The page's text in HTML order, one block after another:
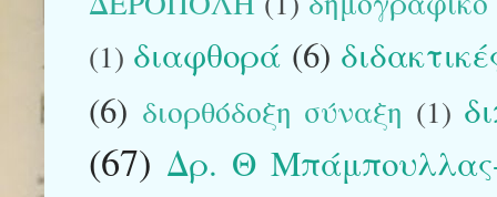
(1) διαφθορά (6)
(6) διορθόδοξη σύναξη (1)
(67) Δρ. Θ